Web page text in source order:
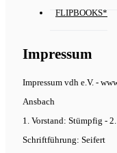
FLIPBOOKS*
Impressum
Impressum vdh e.V. -
Ansbach
1. Vorstand: Stümpfig -
Schriftführung: Seifert